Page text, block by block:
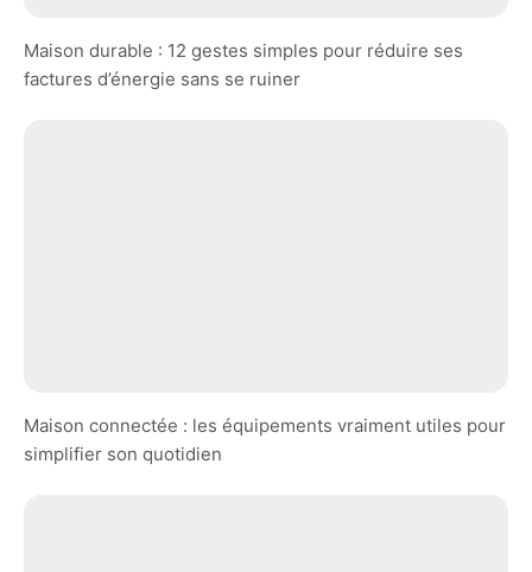
Maison durable : 12 gestes simples pour réduire ses
factures d’énergie sans se ruiner
Maison connectée : les équipements vraiment utiles pour
simplifier son quotidien